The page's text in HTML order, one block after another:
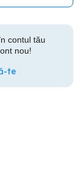
contul tău
nou!
te